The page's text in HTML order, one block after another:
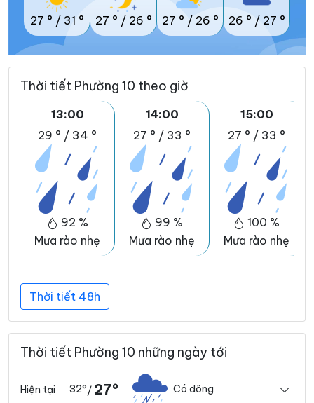
27 ° / 31 ° 27 ° / 26 ° 27 ° / 26 ° 26 ° / 27 °
Thời tiết Phường 10 theo giờ
13:00
29 ° / 34 °
92 %
Mưa rào nhẹ
14:00
27 ° / 33 °
99 %
Mưa rào nhẹ
15:00
27 ° / 33 °
100 %
Mưa rào nhẹ
Thời tiết 48h
Thời tiết Phường 10 những ngày tới
Hiện tại 32°/ 27° Có dông